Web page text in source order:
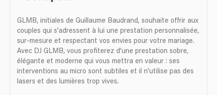
GLMB, initiales de Guillaume Baudrand, souhaite offrir aux
couples qui s'adressent à lui une prestation personnalisée,
sur-mesure et respectant vos envies pour votre mariage.
Avec DJ GLMB, vous profiterez d’une prestation sobre,
élégante et moderne qui vous mettra en valeur : ses
interventions au micro sont subtiles et il n'utilise pas des
lasers et des lumières trop vives.